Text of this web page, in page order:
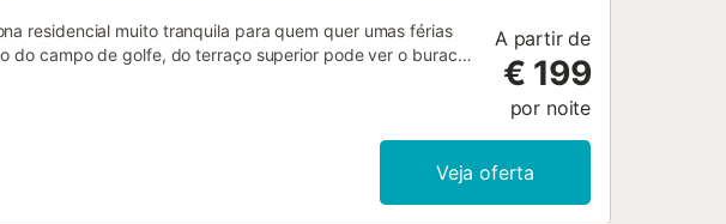
residencial muito tranquila para quem quer umas férias
do campo de golfe, do terraço superior pode ver o buraco
( CONSULTAR) A partir do bonito e luminoso corredor
alemães), Smart TV e plataforma de televisão Movistar,
No mesmo nível encontra-se a cozinha totalmente equipada
máquina de lavar louça, máquina de lavar roupa,
A partir de
€ 199
por noite
Veja oferta